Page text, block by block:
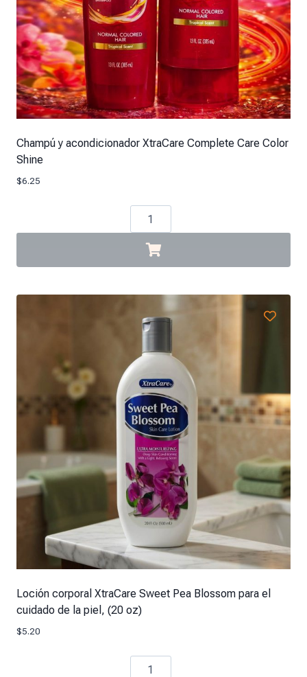
Champú y acondicionador XtraCare Complete Care Color
Shine
$6.25
Loción corporal XtraCare Sweet Pea Blossom para el
cuidado de la piel, (20 oz)
$5.20